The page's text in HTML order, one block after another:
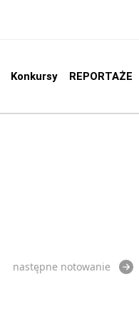
Konkursy REPORTAŻE
następne notowanie